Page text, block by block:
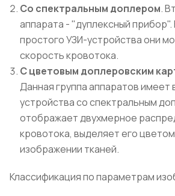
Со спектральным доплером.
аппарата - "дуплексный прибор".
простого УЗИ-устройства они
скорость кровотока.
С цветовым доплеровским
Данная группа аппаратов имеет
устройства со спектральным
отображает двухмерное
кровотока, выделяет его
изображении тканей.
Классификация по параметрам